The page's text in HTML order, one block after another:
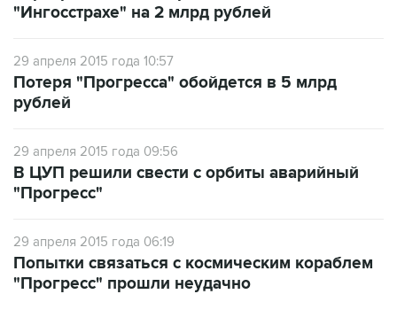
29 апреля 2015 года 10:57
рублей
29 апреля 2015 года 09:56
"Прогресс"
29 апреля 2015 года 06:19
"Прогресс" прошли неудачно